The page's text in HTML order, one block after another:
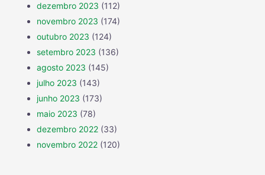
dezembro 2023 (112)
novembro 2023 (174)
outubro 2023 (124)
setembro 2023 (136)
agosto 2023 (145)
julho 2023 (143)
junho 2023 (173)
maio 2023 (78)
dezembro 2022 (33)
novembro 2022 (120)